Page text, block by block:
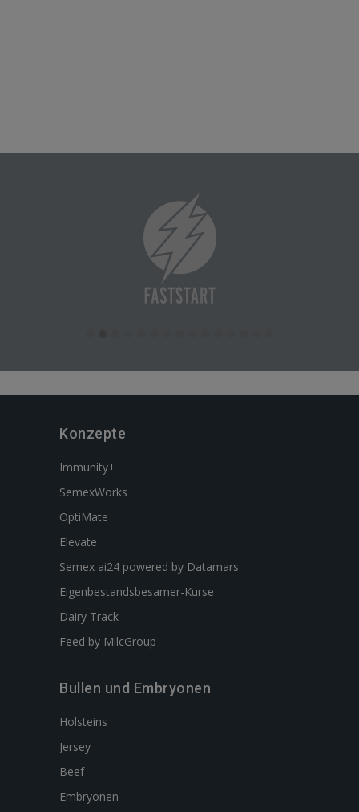
Konzepte
Immunity+
SemexWorks
OptiMate
Elevate
Semex ai24 powered by Datamars
Eigenbestandsbesamer-Kurse
Dairy Track
Feed by MilcGroup
Bullen und Embryonen
Holsteins
Jersey
Beef
Embryonen